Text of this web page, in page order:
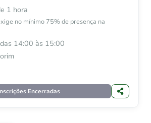
1 hora
no mínimo 75% de presença na
14:00 às 15:00
Encerradas